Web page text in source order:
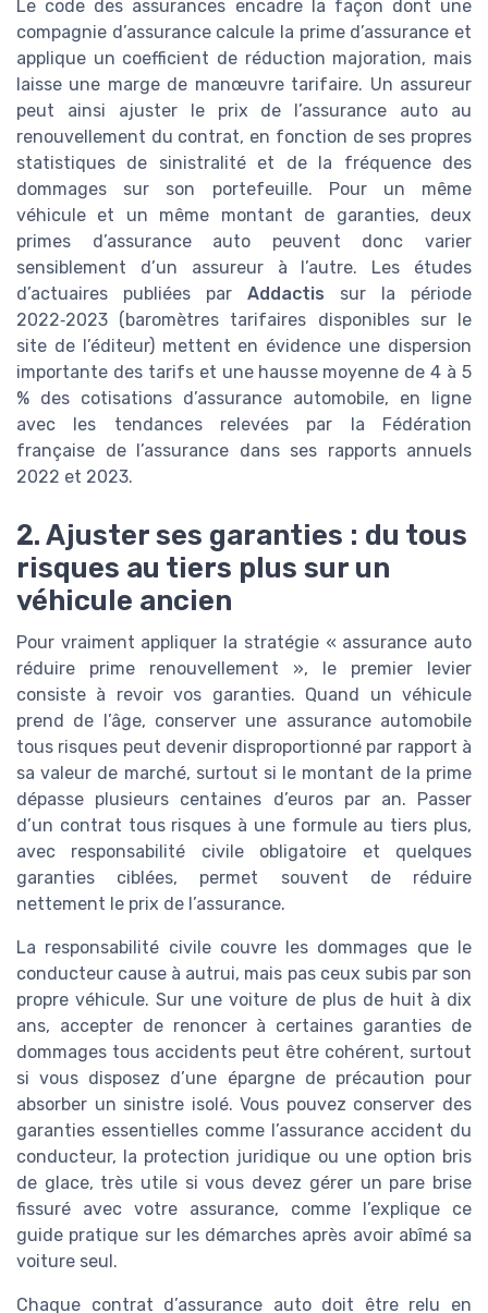
Le code des assurances encadre la façon dont une
compagnie d’assurance calcule la prime d’assurance et
applique un coefficient de réduction majoration, mais
laisse une marge de manœuvre tarifaire. Un assureur
peut ainsi ajuster le prix de l’assurance auto au
renouvellement du contrat, en fonction de ses propres
statistiques de sinistralité et de la fréquence des
dommages sur son portefeuille. Pour un même
véhicule et un même montant de garanties, deux
primes d’assurance auto peuvent donc varier
sensiblement d’un assureur à l’autre. Les études
d’actuaires publiées par Addactis sur la période
2022‑2023 (baromètres tarifaires disponibles sur le
site de l’éditeur) mettent en évidence une dispersion
importante des tarifs et une hausse moyenne de 4 à 5
% des cotisations d’assurance automobile, en ligne
avec les tendances relevées par la Fédération
française de l’assurance dans ses rapports annuels
2022 et 2023.
2. Ajuster ses garanties : du tous
risques au tiers plus sur un
véhicule ancien
Pour vraiment appliquer la stratégie « assurance auto
réduire prime renouvellement », le premier levier
consiste à revoir vos garanties. Quand un véhicule
prend de l’âge, conserver une assurance automobile
tous risques peut devenir disproportionné par rapport à
sa valeur de marché, surtout si le montant de la prime
dépasse plusieurs centaines d’euros par an. Passer
d’un contrat tous risques à une formule au tiers plus,
avec responsabilité civile obligatoire et quelques
garanties ciblées, permet souvent de réduire
nettement le prix de l’assurance.
La responsabilité civile couvre les dommages que le
conducteur cause à autrui, mais pas ceux subis par son
propre véhicule. Sur une voiture de plus de huit à dix
ans, accepter de renoncer à certaines garanties de
dommages tous accidents peut être cohérent, surtout
si vous disposez d’une épargne de précaution pour
absorber un sinistre isolé. Vous pouvez conserver des
garanties essentielles comme l’assurance accident du
conducteur, la protection juridique ou une option bris
de glace, très utile si vous devez gérer un pare brise
fissuré avec votre assurance, comme l’explique ce
guide pratique sur les démarches après avoir abîmé sa
voiture seul.
Chaque contrat d’assurance auto doit être relu en